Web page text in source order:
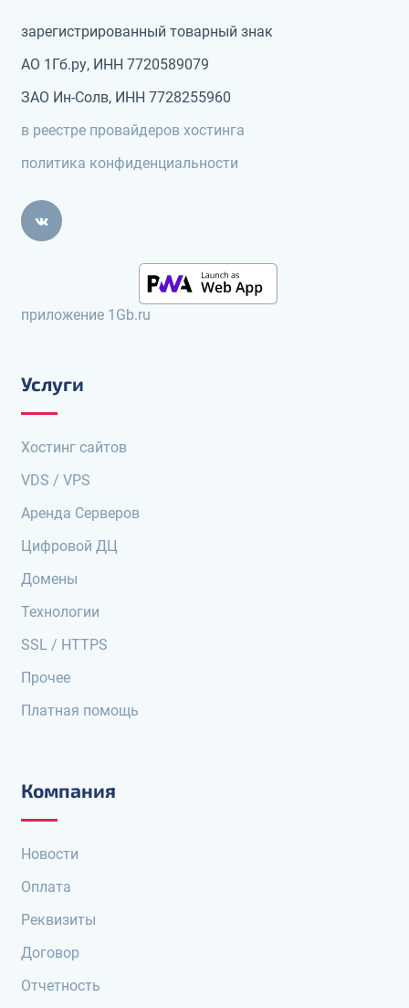
зарегистрированный товарный знак
АО 1Гб.ру, ИНН 7720589079
ЗАО Ин-Солв, ИНН 7728255960
в реестре провайдеров хостинга
политика конфиденциальности
приложение 1Gb.ru
Услуги
Хостинг сайтов
VDS / VPS
Аренда Серверов
Цифровой ДЦ
Домены
Технологии
SSL / HTTPS
Прочее
Платная помощь
Компания
Новости
Оплата
Реквизиты
Договор
Отчетность